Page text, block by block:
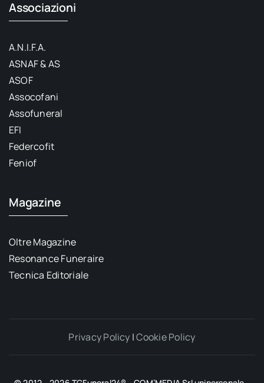
Associazioni
A.N.I.F.A.
ASNAF & AS
ASOF
Assocofani
Assofuneral
EFI
Federcofit
Feniof
Magazine
Oltre Magazine
Resonance Funeraire
Tecnica Editoriale
Privacy Policy |Cookie Policy